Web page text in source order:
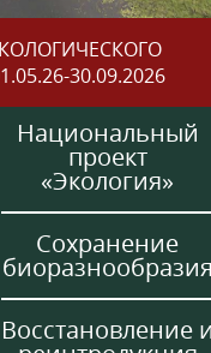
30.09.2026
Национальный
проект
«Экология»
Сохранение
Восстановление